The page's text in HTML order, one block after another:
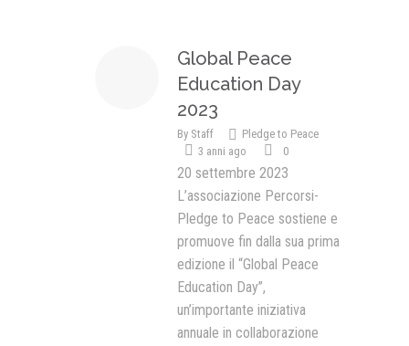
Global Peace
Education Day
2023
By Staff
Pledge to Peace
3 anni ago
0
20 settembre 2023
L’associazione Percorsi-
Pledge to Peace sostiene e
promuove fin dalla sua prima
edizione il “Global Peace
Education Day”,
un’importante iniziativa
annuale in collaborazione